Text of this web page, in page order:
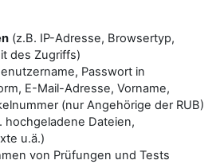
(z.B. IP-Adresse, Browsertyp,
des Zugriffs)
Passwort in
E-Mail-Adresse, Vorname,
(nur Angehörige der RUB)
hochgeladene Dateien,
u.ä.)
von Prüfungen und Tests